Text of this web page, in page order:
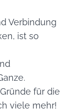
Verbindung
ist so
für die
viele mehr!